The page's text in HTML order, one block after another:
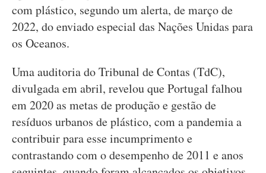
com plástico, segundo um alerta, de março de
2022, do enviado especial das Nações Unidas para
os Oceanos.
Uma auditoria do Tribunal de Contas (TdC),
divulgada em abril, revelou que Portugal falhou
em 2020 as metas de produção e gestão de
resíduos urbanos de plástico, com a pandemia a
contribuir para esse incumprimento e
contrastando com o desempenho de 2011 e anos